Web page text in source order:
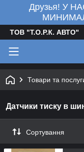
Друзья! У
ТОВ "Т.О.Р.К. АВТО"
Товари та
Датчики тиску в
Сортування